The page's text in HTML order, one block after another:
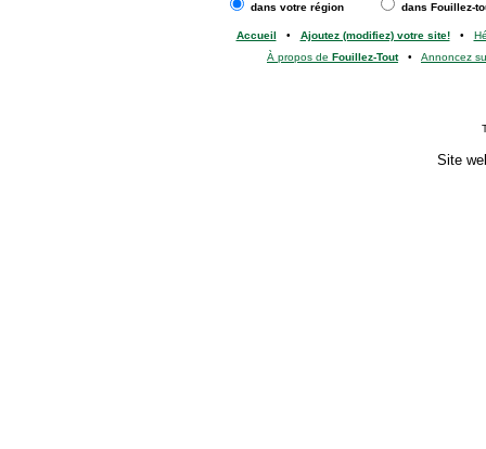
dans votre région dans Fouillez-
Accueil • Ajoutez (modifiez) votre site!•
À propos de Fouillez-Tout• Annoncez
Site